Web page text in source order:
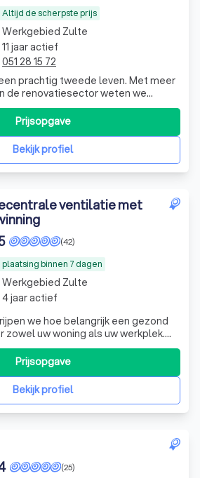
Altijd de scherpste prijs
prachtig tweede leven. Met meer
de renovatiesector weten we
moeten aanpakken.
Bekijk profiel
Prijsopgave
Werkgebied Zulte
11 jaar actief
051 28 15 72
plaatsing binnen 7 dagen
(42)
we hoe belangrijk een gezond
zowel uw woning als uw werkplek.
in het bieden van oplossingen
zoals schimmel en condensatie,
geavanceerde decentrale
verd
Bekijk profiel
Prijsopgave
Werkgebied Zulte
4 jaar actief
(25)